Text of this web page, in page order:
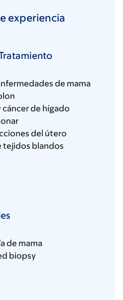
experiencia
de mama
de hígado
del útero
tejidos blandos
de mama
biopsy